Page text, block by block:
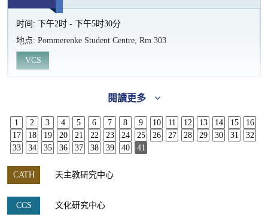
时间:
下午2时 - 下午5时30分
地点: Pommerenke Student Centre, Rm 303
VCS
閱讀更多
1 2 3 4 5 6 7 8 9 10 11 12 13 14 15
16
17
18 19 20 21 22 23 24 25 26 27 28 29 30 31
32
33
34 35 36 37 38 39 40 41
CATH 天主教研究中心
CCS 文化研究中心